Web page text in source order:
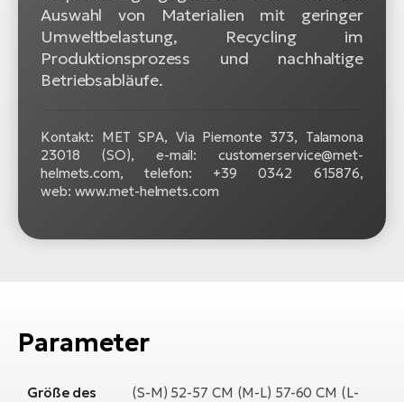
Auswahl von Materialien mit geringer
Umweltbelastung, Recycling im
Produktionsprozess und nachhaltige
Betriebsabläufe.
Kontakt: MET SPA, Via Piemonte 373, Talamona
23018 (SO), e-mail: customerservice@met-
helmets.com, telefon: +39 0342 615876,
web: www.met-helmets.com
Parameter
Größe des
(S-M) 52-57 CM (M-L) 57-60 CM (L-